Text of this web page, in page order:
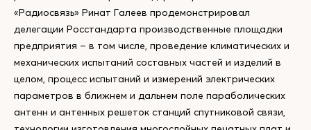
«Радиосвязь» Ринат Галеев продемонстрировал
делегации Росстандарта производственные площадки
предприятия – в том числе, проведение климатических и
механических испытаний составных частей и изделий в
целом, процесс испытаний и измерений электрических
параметров в ближнем и дальнем поле параболических
антенн и антенных решеток станций спутниковой связи,